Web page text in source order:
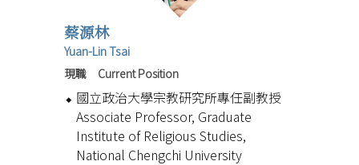
蔡源林
Yuan-Lin Tsai
現職 Current Position
國立政治大學宗教研究所專任副教授
Associate Professor, Graduate
Institute of Religious Studies,
National Chengchi University